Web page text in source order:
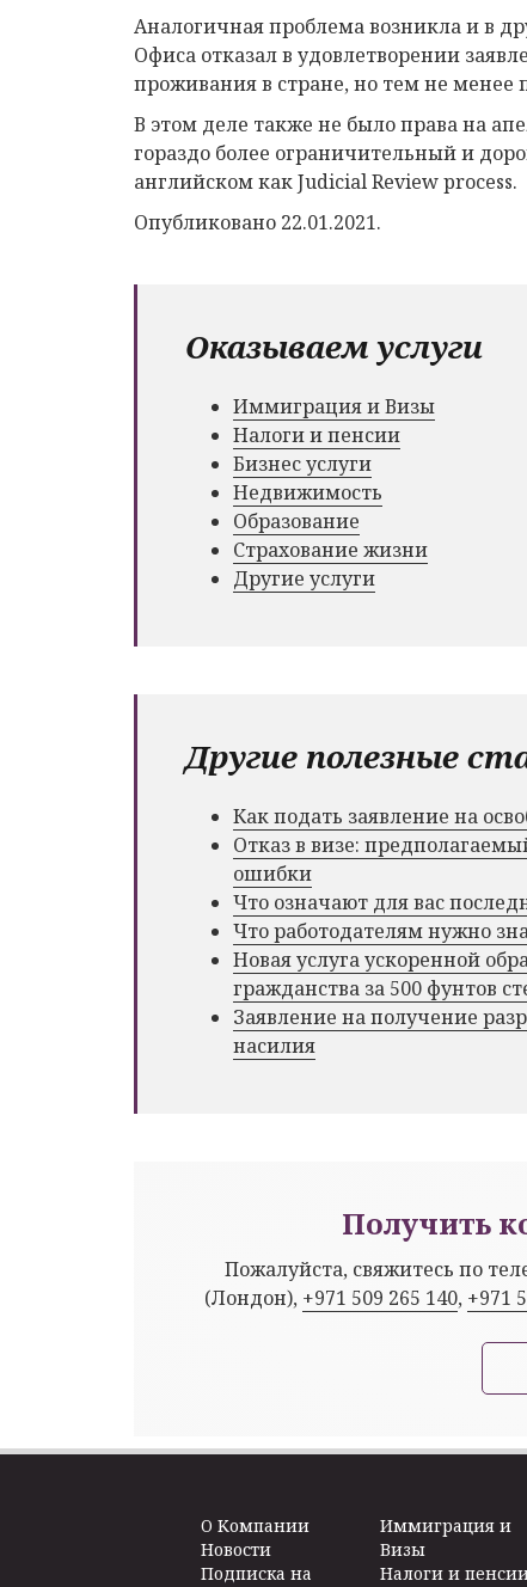
Аналогичная проблема возникла и в
Офиса отказал в удовлетворении
проживания в стране, но тем не менее
В этом деле также не было права на
гораздо более ограничительный и
английском как Judicial Review process.
Опубликовано 22.01.2021.
Оказываем услуги
Иммиграция и Визы
Налоги и пенсии
Бизнес услуги
Недвижимость
Образование
Страхование жизни
Другие услуги
Другие полезные
Как подать заявление на
Отказ в визе:
ошибки
Что означают для вас
Что работодателям нужно
Новая услуга ускоренной
гражданства за 500 фунтов
Заявление на получение
насилия
Получить
Пожалуйста, свяжитесь по
(Лондон), +971 509 265 140, +971
O Kомпании
Новости
Подписка на
Иммиграция и
Визы
Налоги и